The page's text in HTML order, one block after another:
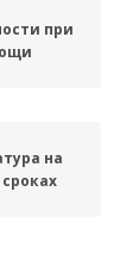
при
на